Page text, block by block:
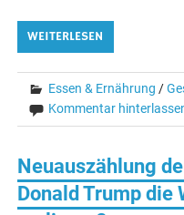
WEITERLESEN
Essen & Ernährung /
Kommentar
Neuauszählung
Donald Trump die